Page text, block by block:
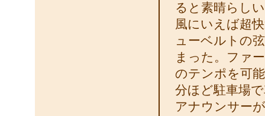
ると素晴らし
風にいえば超
ューベルトの
まった。ファ
のテンポを可
分ほど駐車場
アナウンサー